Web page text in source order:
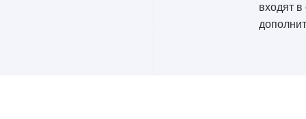
входят в